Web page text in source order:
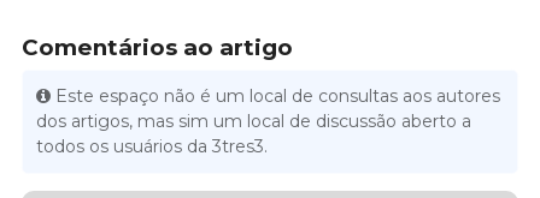
Comentários ao artigo
Este espaço não é um local de consultas aos autores
dos artigos, mas sim um local de discussão aberto a
todos os usuários da 3tres3.